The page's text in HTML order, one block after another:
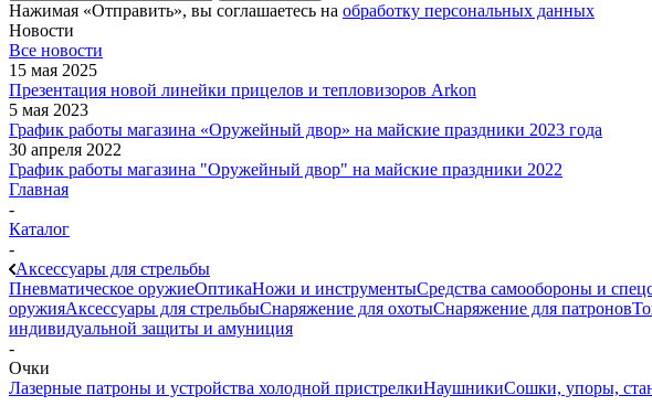
Нажимая «Отправить», вы соглашаетесь на обработку персональных данных
Новости
Все новости
15 мая 2025
Презентация новой линейки прицелов и тепловизоров Arkon
5 мая 2023
График работы магазина «Оружейный двор» на майские праздники 2023 года
30 апреля 2022
График работы магазина "Оружейный двор" на майские праздники 2022
Главная
-
Каталог
-
Аксессуары для стрельбы
Пневматическое оружиеОптикаНожи и инструментыСредства самообороны и
оружияАксессуары для стрельбыСнаряжение для охотыСнаряжение для патронов
индивидуальной защиты и амуниция
-
Очки
Лазерные патроны и устройства холодной пристрелкиНаушникиСошки, упоры,